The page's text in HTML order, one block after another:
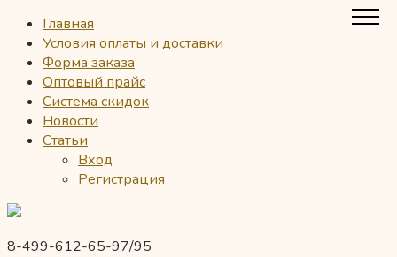
Главная
Условия оплаты и доставки
Форма заказа
Оптовый прайс
Система скидок
Новости
Статьи
Вход
Регистрация
8-499-612-65-97/95